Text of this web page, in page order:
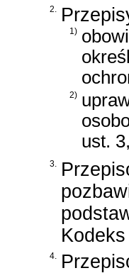
2.
1)
2)
ust.
3.
4.